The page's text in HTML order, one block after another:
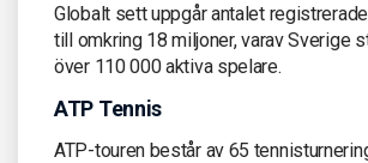
Globalt sett uppgår antalet
till omkring 18 miljoner, varav Sverige
över 110 000 aktiva spelare.
ATP Tennis
ATP-touren består av 65